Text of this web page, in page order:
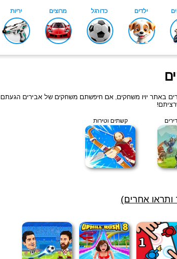
באתר יויו משחקים, אם חיפשתם משחקים של אבירים הגעתם
קשתים וטירות
אחרים)